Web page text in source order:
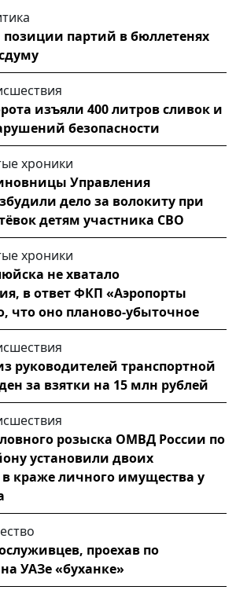
позиции партий в бюллетенях
изъяли 400 литров сливок и
безопасности
хроники
Управления
дело за волокиту при
детям участника СВО
хроники
не хватало
в ответ ФКП «Аэропорты
что оно планово-убыточное
руководителей транспортной
за взятки на 15 млн рублей
розыска ОМВД России по
установили двоих
краже личного имущества у
проехав по
УАЗе «буханке»